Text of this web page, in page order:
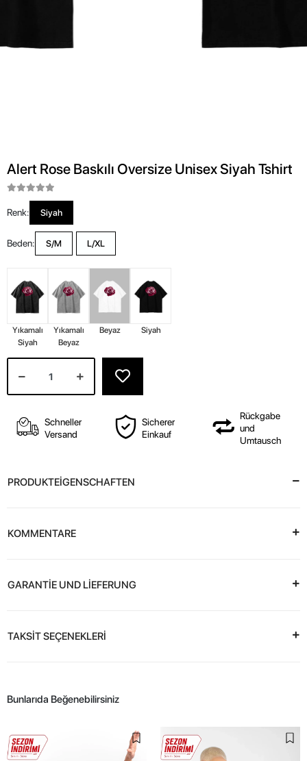
Alert Rose Baskılı Oversize Unisex Siyah Tshirt
Renk: Siyah
Beden: S/M L/XL
Yıkamalı
Siyah
Yıkamalı
Beyaz
Beyaz Siyah
Schneller
Versand
Sicherer
Einkauf
Rückgabe
und
Umtausch
PRODUKTEİGENSCHAFTEN
KOMMENTARE
GARANTİE UND LİEFERUNG
TAKSİT SEÇENEKLERİ
Bunlarıda Beğenebilirsiniz